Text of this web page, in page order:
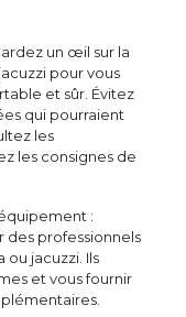
un œil sur la
pour vous
et sûr. Évitez
qui pourraient
les
les consignes de
:
des professionnels
jacuzzi. Ils
et vous fournir